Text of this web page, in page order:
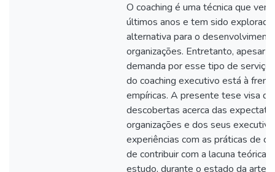
O coaching é uma técnica que
últimos anos e tem sido
alternativa para o
organizações. Entretanto, apesar
demanda por esse tipo de
do coaching executivo está à
empíricas. A presente tese visa
descobertas acerca das
organizações e dos seus
experiências com as práticas de
de contribuir com a lacuna teórica,
estudo, durante o estado da arte.